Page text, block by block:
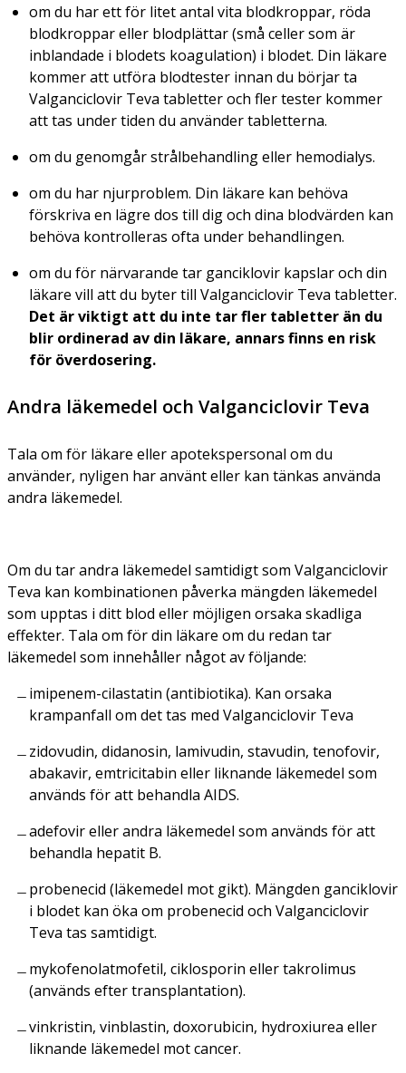
om du har ett för litet antal vita blodkroppar, röda
blodkroppar eller blodplättar (små celler som är
inblandade i blodets koagulation) i blodet. Din läkare
kommer att utföra blodtester innan du börjar ta
Valganciclovir Teva tabletter och fler tester kommer
att tas under tiden du använder tabletterna.
om du genomgår strålbehandling eller hemodialys.
om du har njurproblem. Din läkare kan behöva
förskriva en lägre dos till dig och dina blodvärden kan
behöva kontrolleras ofta under behandlingen.
om du för närvarande tar ganciklovir kapslar och din
läkare vill att du byter till Valganciclovir Teva tabletter.
Det är viktigt att du inte tar fler tabletter än du
blir ordinerad av din läkare, annars finns en risk
för överdosering.
Andra läkemedel och Valganciclovir Teva
Tala om för läkare eller apotekspersonal om du
använder, nyligen har använt eller kan tänkas använda
andra läkemedel.
Om du tar andra läkemedel samtidigt som Valganciclovir
Teva kan kombinationen påverka mängden läkemedel
som upptas i ditt blod eller möjligen orsaka skadliga
effekter. Tala om för din läkare om du redan tar
läkemedel som innehåller något av följande:
imipenem-cilastatin (antibiotika). Kan orsaka
krampanfall om det tas med Valganciclovir Teva
zidovudin, didanosin, lamivudin, stavudin, tenofovir,
abakavir, emtricitabin eller liknande läkemedel som
används för att behandla AIDS.
adefovir eller andra läkemedel som används för att
behandla hepatit B.
probenecid (läkemedel mot gikt). Mängden ganciklovir
i blodet kan öka om probenecid och Valganciclovir
Teva tas samtidigt.
mykofenolatmofetil, ciklosporin eller takrolimus
(används efter transplantation).
vinkristin, vinblastin, doxorubicin, hydroxiurea eller
liknande läkemedel mot cancer.